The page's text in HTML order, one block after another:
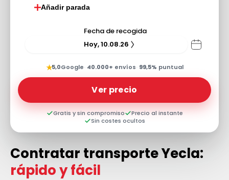
Añadir parada
Fecha de recogida
Hoy, 10.08.26
★5,0Google· 40.000+ envíos· 99,5% puntual
Ver precio
Gratis y sin compromiso
Precio al instante
Sin costes ocultos
Contratar transporte Yecla:
rápido y fácil